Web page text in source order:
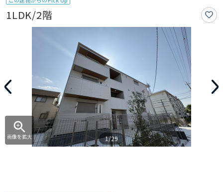
1LDK/2階
画像を拡大 1/29